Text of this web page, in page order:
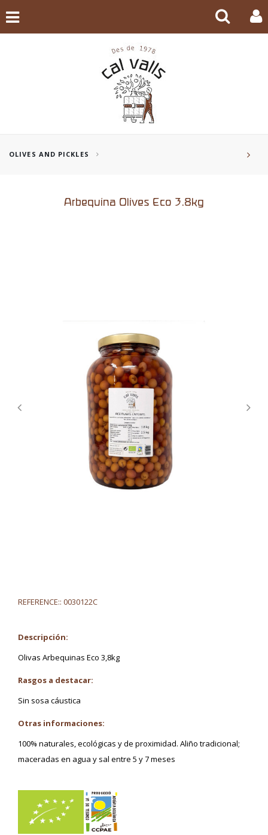
OLIVES AND PICKLES
Arbequina Olives Eco 3.8kg
REFERENCE:: 0030122C
Descripción:
Olivas Arbequinas Eco 3,8kg
Rasgos a destacar:
Sin sosa cáustica
Otras informaciones:
100% naturales, ecológicas y de proximidad. Aliño tradicional;
maceradas en agua y sal entre 5 y 7 meses